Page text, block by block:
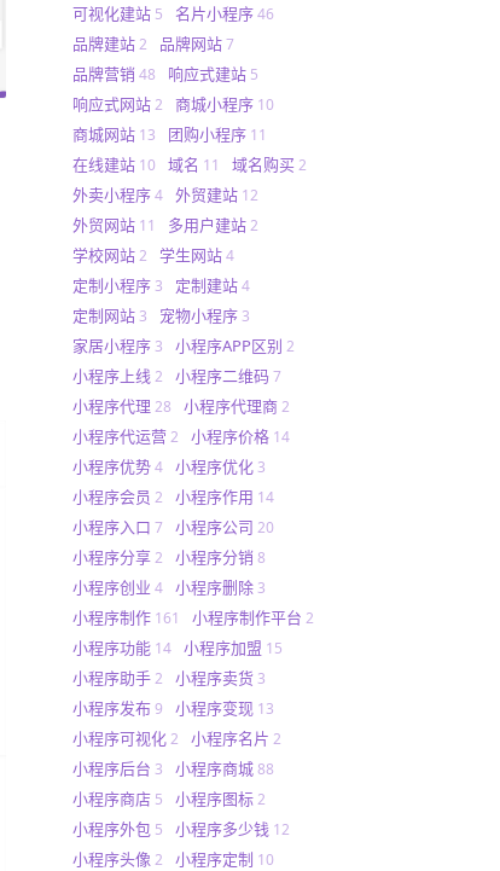
可视化建站 5 名片小程序 46
品牌建站 2 品牌网站 7
品牌营销 48 响应式建站 5
响应式网站 2 商城小程序 10
商城网站 13 团购小程序 11
在线建站 10 域名 11 域名购买 2
外卖小程序 4 外贸建站 12
外贸网站 11 多用户建站 2
学校网站 2 学生网站 4
定制小程序 3 定制建站 4
定制网站 3 宠物小程序 3
家居小程序 3 小程序APP区别 2
小程序上线 2 小程序二维码 7
小程序代理 28 小程序代理商 2
小程序代运营 2 小程序价格 14
小程序优势 4 小程序优化 3
小程序会员 2 小程序作用 14
小程序入口 7 小程序公司 20
小程序分享 2 小程序分销 8
小程序创业 4 小程序删除 3
小程序制作 161 小程序制作平台 2
小程序功能 14 小程序加盟 15
小程序助手 2 小程序卖货 3
小程序发布 9 小程序变现 13
小程序可视化 2 小程序名片 2
小程序后台 3 小程序商城 88
小程序商店 5 小程序图标 2
小程序外包 5 小程序多少钱 12
小程序头像 2 小程序定制 10